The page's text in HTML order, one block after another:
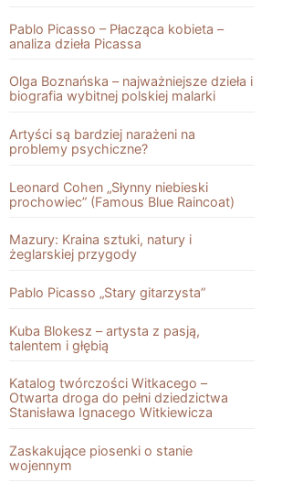
Pablo Picasso – Płacząca kobieta –
analiza dzieła Picassa
Olga Boznańska – najważniejsze dzieła i
biografia wybitnej polskiej malarki
Artyści są bardziej narażeni na
problemy psychiczne?
Leonard Cohen „Słynny niebieski
prochowiec” (Famous Blue Raincoat)
Mazury: Kraina sztuki, natury i
żeglarskiej przygody
Pablo Picasso „Stary gitarzysta”
Kuba Blokesz – artysta z pasją,
talentem i głębią
Katalog twórczości Witkacego –
Otwarta droga do pełni dziedzictwa
Stanisława Ignacego Witkiewicza
Zaskakujące piosenki o stanie
wojennym